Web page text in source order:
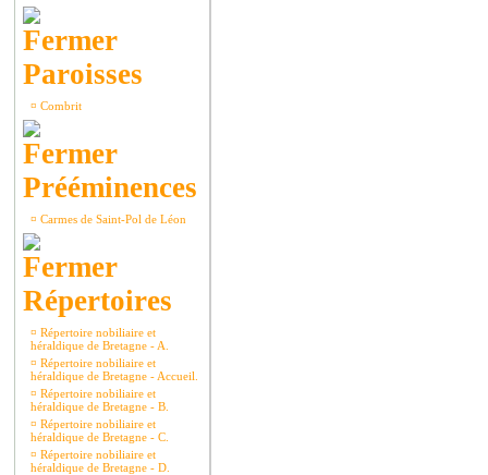
Paroisses
¤ Combrit
Prééminences
¤ Carmes de Saint-Pol de Léon
Répertoires
¤ Répertoire nobiliaire et
héraldique de Bretagne - A.
¤ Répertoire nobiliaire et
héraldique de Bretagne - Accueil.
¤ Répertoire nobiliaire et
héraldique de Bretagne - B.
¤ Répertoire nobiliaire et
héraldique de Bretagne - C.
¤ Répertoire nobiliaire et
héraldique de Bretagne - D.